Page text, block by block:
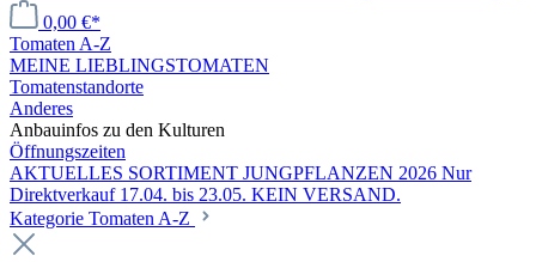
0,00 €*
Tomaten A-Z
MEINE LIEBLINGSTOMATEN
Tomatenstandorte
Anderes
Anbauinfos zu den Kulturen
Öffnungszeiten
AKTUELLES SORTIMENT JUNGPFLANZEN 2026 Nur
Direktverkauf 17.04. bis 23.05. KEIN VERSAND.
Kategorie Tomaten A-Z